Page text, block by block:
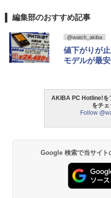
編集部のおすすめ記事
@watch_akiba
値下がりが
モデルが最
AKIBA PC Hotline!を
をチェ
Follow
Google 検索で当サイト